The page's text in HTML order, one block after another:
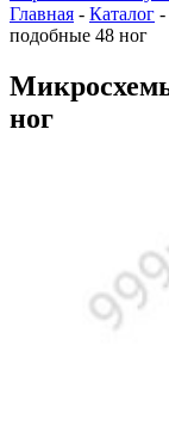
Главная - Каталог -
подобные 48 ног
ног